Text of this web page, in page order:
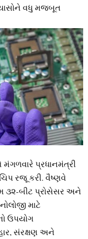
વધુ મજબૂત
પ્રધાનમંત્રી
રજૂ કરી. વૈષ્‍ણવે
૩૨-બીટ પ્રોસેસર અને
માટે
ઉપયોગ
સંરક્ષણ અને